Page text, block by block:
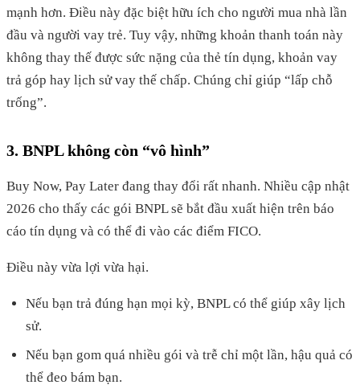
mạnh hơn. Điều này đặc biệt hữu ích cho người mua nhà lần
đầu và người vay trẻ. Tuy vậy, những khoản thanh toán này
không thay thế được sức nặng của thẻ tín dụng, khoản vay
trả góp hay lịch sử vay thế chấp. Chúng chỉ giúp “lấp chỗ
trống”.
3. BNPL không còn “vô hình”
Buy Now, Pay Later đang thay đổi rất nhanh. Nhiều cập nhật
2026 cho thấy các gói BNPL sẽ bắt đầu xuất hiện trên báo
cáo tín dụng và có thể đi vào các điểm FICO.
Điều này vừa lợi vừa hại.
Nếu bạn trả đúng hạn mọi kỳ, BNPL có thể giúp xây lịch
sử.
Nếu bạn gom quá nhiều gói và trễ chỉ một lần, hậu quả có
thể đeo bám bạn.